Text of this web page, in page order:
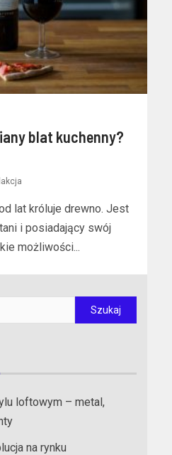
blat kuchenny?
lat króluje drewno. Jest
i posiadający swój
możliwości...
loftowym – metal,
na rynku